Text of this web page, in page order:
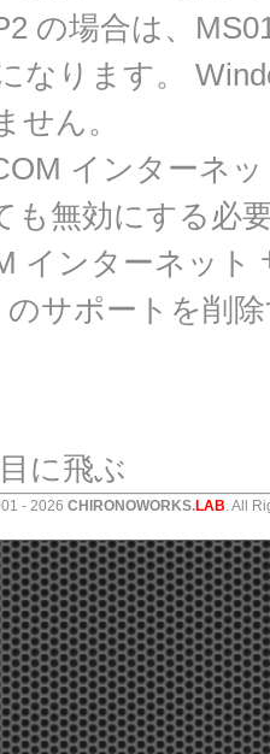
の場合は、
なります。
せん。
インターネ
も無効にする必
インターネッ
のサポートを削
に飛ぶ
- 2026 CHIRONOWORKS.LAB. All